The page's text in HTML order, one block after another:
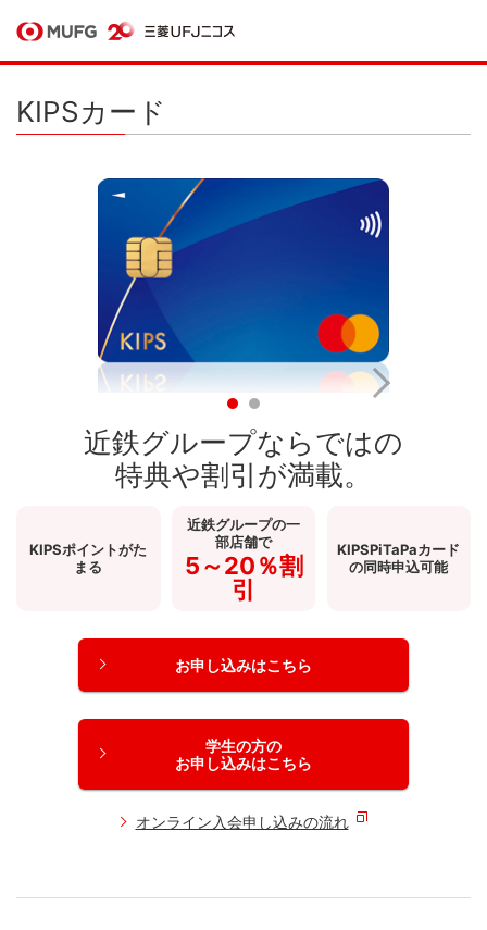
KIPSカード
近鉄グループならではの
特典や割引が満載。
KIPSポイントがた
まる
近鉄グループの一
部店舗で
5～20％割
引
KIPSPiTaPaカード
の同時申込可能
お申し込みはこちら
学生の方の
お申し込みはこちら
オンライン入会申し込みの流れ